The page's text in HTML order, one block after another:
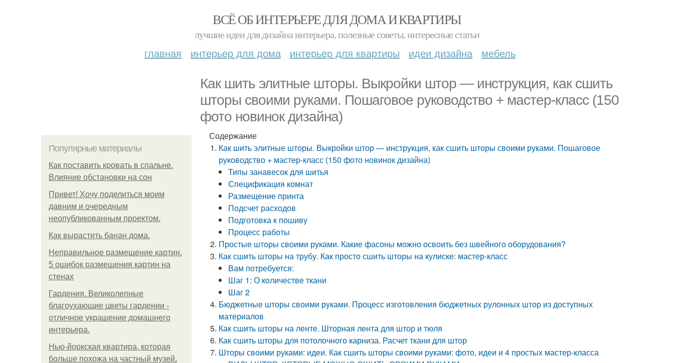
ВСЁ ОБ ИНТЕРЬЕРЕ ДЛЯ ДОМА И КВАРТИРЫ
лучшие идеи для дизайна интерьера, полезные советы, интересные статьи
главная интерьер для дома интерьер для квартиры идеи дизайна мебель
Как шить элитные шторы. Выкройки штор — инструкция, как сшить
шторы своими руками. Пошаговое руководство + мастер-класс (150
фото новинок дизайна)
Популярные материалы
Как поставить кровать в спальне.
Влияние обстановки на сон
Привет! Хочу поделиться моим
давним и очередным
неопубликованным проектом.
Как вырастить банан дома.
Неправильное размещение картин.
5 ошибок размещения картин на
стенах
Гардения. Великолепные
благоухающие цветы гардении -
отличное украшение домашнего
интерьера.
Нью-йоркская квартира, которая
больше похожа на частный музей.
Содержание
Как шить элитные шторы. Выкройки штор — инструкция, как сшить шторы своими руками. Пошаговое
руководство + мастер-класс (150 фото новинок дизайна)
Типы занавесок для шитья
Спецификация комнат
Размещение принта
Подсчет расходов
Подготовка к пошиву
Процесс работы
Простые шторы своими руками. Какие фасоны можно освоить без швейного оборудования?
Как сшить шторы на трубу. Как просто сшить шторы на кулиске: мастер-класс
Вам потребуется:
Шаг 1: О количестве ткани
Шаг 2
Бюджетные шторы своими руками. Процесс изготовления бюджетных рулонных штор из доступных
материалов
Как сшить шторы на ленте. Шторная лента для штор и тюля
Как сшить шторы для потолочного карниза. Расчет ткани для штор
Шторы своими руками: идеи. Как сшить шторы своими руками: фото, идеи и 4 простых мастер-класса